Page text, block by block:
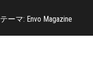
テーマ: Envo Magazine